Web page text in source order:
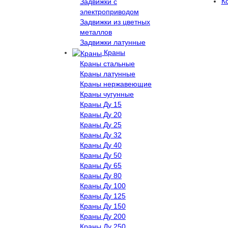
Задвижки с
электроприводом
Задвижки из цветных
металлов
Задвижки латунные
Краны
Краны стальные
Краны латунные
Краны нержавеющие
Краны чугунные
Краны Ду 15
Краны Ду 20
Краны Ду 25
Краны Ду 32
Краны Ду 40
Краны Ду 50
Краны Ду 65
Краны Ду 80
Краны Ду 100
Краны Ду 125
Краны Ду 150
Краны Ду 200
Краны Ду 250